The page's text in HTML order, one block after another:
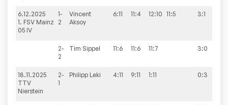
6.12.2025
1. FSV Mainz
05 IV
1-
2
Vincent
Aksoy
6:11 11:4 12:10 11:5 3:1
2-
2
Tim Sippel 11:6 11:6 11:7 3:0
18.11.2025
TTV
Nierstein
2-
1
Philipp Leki 4:11 9:11 1:11 0:3